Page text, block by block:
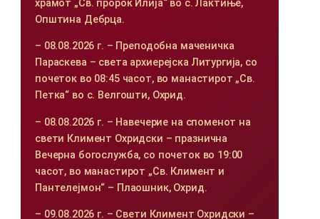
храмот „Св. пророк Илија“ во с. Лактиње,
Општина Дебрца.
– 08.08.2026 г. – Преподобна маченичка
Параскева – света архиерејска Литургија, со
почеток во 08:45 часот, во манастирот „Св.
Петка“ во с. Велгошти, Охрид.
– 08.08.2026 г. – Навечерие на споменот на
свети Климент Охридски – празнична
Вечерна богослужба, со почеток во 19:00
часот, во манастирот „Св. Климент и
Пантелејмон“ – Плаошник, Охрид.
– 09.08.2026 г. – Свети Климент Охридски –